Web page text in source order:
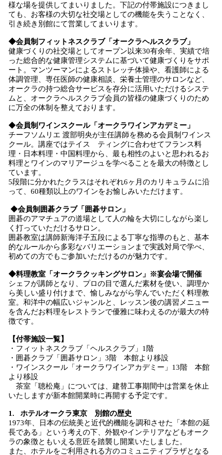
様な場を提供してまいりました。下記の付帯施設につきまし
ても、お客様の大切な社交場としての機能を失うことなく、
引き続き別館にて営業してまいります。
◆会員制フィットネスクラブ「オークラヘルスクラブ」
健康づくりの社交場としてオープン以来30有余年、実績で培
った総合的な健康管理システムに基づいて健康づくりをサポ
ート。マンツーマンによるストレッチ体操や、看護師による
体調管理、専任医師の健康相談、栄養士管理のサロンなど、
オークラの持つ総合サービスを存分に活用いただけるシステ
ムと、オークラヘルスクラブ会員の皆様の健康づくりのため
に万全の体制を整えております。
◆会員制ワインスクール「オークラワインアカデミー」
チーフソムリエ 渡部明央が主任講師を務める会員制ワインス
クール。講座ではテイス ティングに合わせてフランス料
理・日本料理・中国料理から、最も相性のよいと思われるお
料理とワインのマリアージュを学べることを最大の特徴とし
ています。
5段階に分かれたクラスはそれぞれ6ヶ月のカリキュラムに沿
って、60種類以上のワインをお愉しみいただけます。
◆会員制囲碁クラブ「囲碁サロン」
囲碁のアマチュアの道場として人の輪を大切にしながら楽し
く打っていただけるサロン。
囲碁教室は講師新海洋子五段による丁寧な指導のもと、基本
的なルールから多彩なバリエーションまで実践対局で学べ、
初めての方でもご参加いただけるのが魅力です。
◆料理教室「オークラクッキングサロン」※宴会場で開催
シェフが講師となり、プロの目で選んだ素材を使い、調理か
ら美しい盛り付けまで、愉しみながら学んでいただく料理教
室。和洋中の幅広いジャンルと、レッスン後の講習メニュー
を含んだお料理をレストランで優雅に味わえるのが最大の特
徴です。
【付帯施設一覧】
・フィットネスクラブ「ヘルスクラブ」1階
・囲碁クラブ「囲碁サロン」3階 本館より移設
・ワインスクール「オークラワインアカデミー」13階 本館
より移設
茶室「聴松庵」については、建替工事期間中は営業を休止
いたしますが新本館開業時に再開する予定です。
1. ホテルオークラ東京 別館の歴史
1973年、日本の伝統美と近代的機能を調和させた「本館の延
長である」という考えの下、外観やインテリアなどもオーク
ラの象徴ともいえる意匠を踏襲し開業いたしました。
また、ホテルをご利用される方のコミュニティプラザとなる